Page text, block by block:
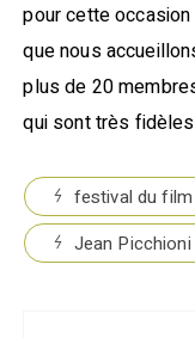
pour cette
que nous
plus de 20
qui sont très
festival du
Jean Picchioni